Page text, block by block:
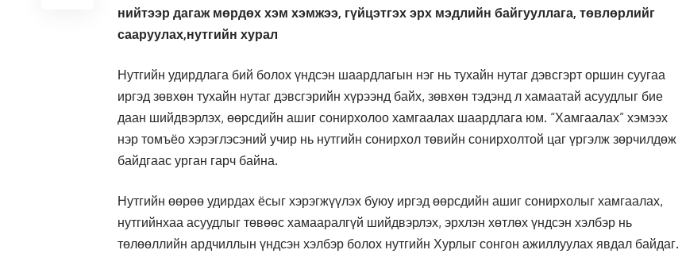
нийтээр дагаж мөрдөх хэм хэмжээ, гүйцэтгэх эрх мэдлийн байгууллага, төвлөрлийг
сааруулах,нутгийн хурал
Нутгийн удирдлага бий болох үндсэн шаардлагын нэг нь тухайн нутаг дэвсгэрт оршин суугаа
иргэд зөвхөн тухайн нутаг дэвсгэрийн хүрээнд байх, зөвхөн тэдэнд л хамаатай асуудлыг бие
даан шийдвэрлэх, өөрсдийн ашиг сонирхолоо хамгаалах шаардлага юм. “Хамгаалах” хэмээх
нэр томъёо хэрэглэсэний учир нь нутгийн сонирхол төвийн сонирхолтой цаг үргэлж зөрчилдөж
байдгаас урган гарч байна.
Нутгийн өөрөө удирдах ёсыг хэрэгжүүлэх буюу иргэд өөрсдийн ашиг сонирхолыг хамгаалах,
нутгийнхаа асуудлыг төвөөс хамааралгүй шийдвэрлэх, эрхлэн хөтлөх үндсэн хэлбэр нь
төлөөллийн ардчиллын үндсэн хэлбэр болох нутгийн Хурлыг сонгон ажиллуулах явдал байдаг.